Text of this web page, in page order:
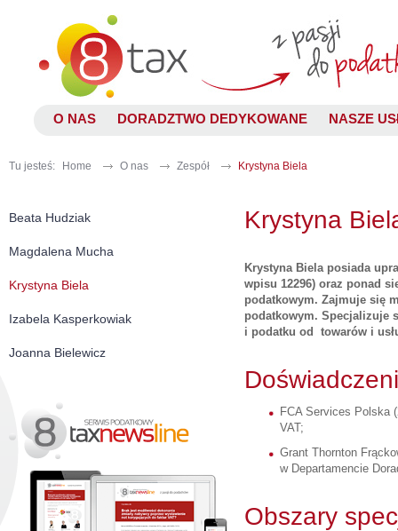
O NAS DORADZTWO DEDYKOWANE NASZE
Tu jesteś: Home O nas Zespół Krystyna Biela
Beata Hudziak
Magdalena Mucha
Krystyna Biela
Izabela Kasperkowiak
Joanna Bielewicz
Krystyna
Krystyna Biela posiada
wpisu 12296) oraz ponad
podatkowym. Zajmuje się
podatkowym. Specjalizuje
i podatku od towarów i
FCA Services Polska
VAT;
Grant Thornton
w Departamencie
Obszary